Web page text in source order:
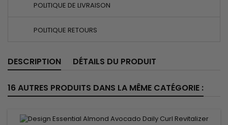
POLITIQUE DE LIVRAISON
POLITIQUE RETOURS
DESCRIPTION DÉTAILS DU PRODUIT
16 AUTRES PRODUITS DANS LA MÊME CATÉGORIE :